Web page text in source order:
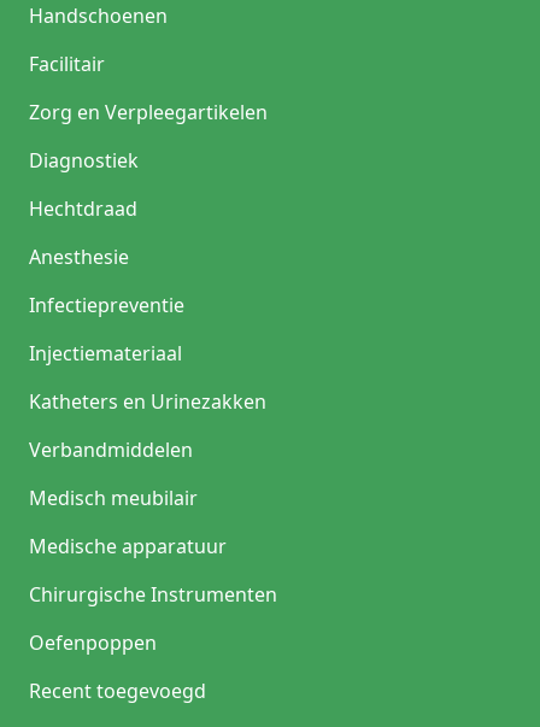
Handschoenen
Facilitair
Zorg en Verpleegartikelen
Diagnostiek
Hechtdraad
Anesthesie
Infectiepreventie
Injectiemateriaal
Katheters en Urinezakken
Verbandmiddelen
Medisch meubilair
Medische apparatuur
Chirurgische Instrumenten
Oefenpoppen
Recent toegevoegd